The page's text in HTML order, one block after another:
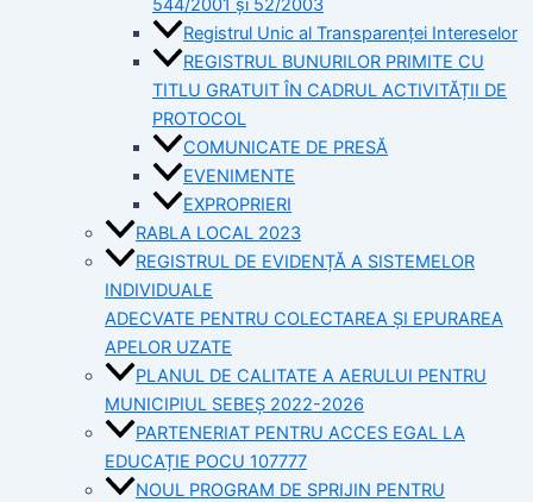
Registrul Unic al Transparenței Intereselor
REGISTRUL BUNURILOR PRIMITE CU
TITLU GRATUIT ÎN CADRUL ACTIVITĂȚII DE
PROTOCOL
COMUNICATE DE PRESĂ
EVENIMENTE
EXPROPRIERI
RABLA LOCAL 2023
REGISTRUL DE EVIDENȚĂ A SISTEMELOR
INDIVIDUALE
ADECVATE PENTRU COLECTAREA ȘI EPURAREA
APELOR UZATE
PLANUL DE CALITATE A AERULUI PENTRU
MUNICIPIUL SEBEȘ 2022-2026
PARTENERIAT PENTRU ACCES EGAL LA
EDUCAȚIE POCU 107777
NOUL PROGRAM DE SPRIJIN PENTRU